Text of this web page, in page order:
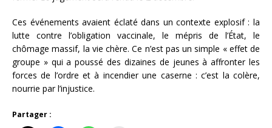
Ces événements avaient éclaté dans un contexte explosif : la
lutte contre l’obligation vaccinale, le mépris de l’État, le
chômage massif, la vie chère. Ce n’est pas un simple « effet de
groupe » qui a poussé des dizaines de jeunes à affronter les
forces de l’ordre et à incendier une caserne : c’est la colère,
nourrie par l’injustice.
Partager :